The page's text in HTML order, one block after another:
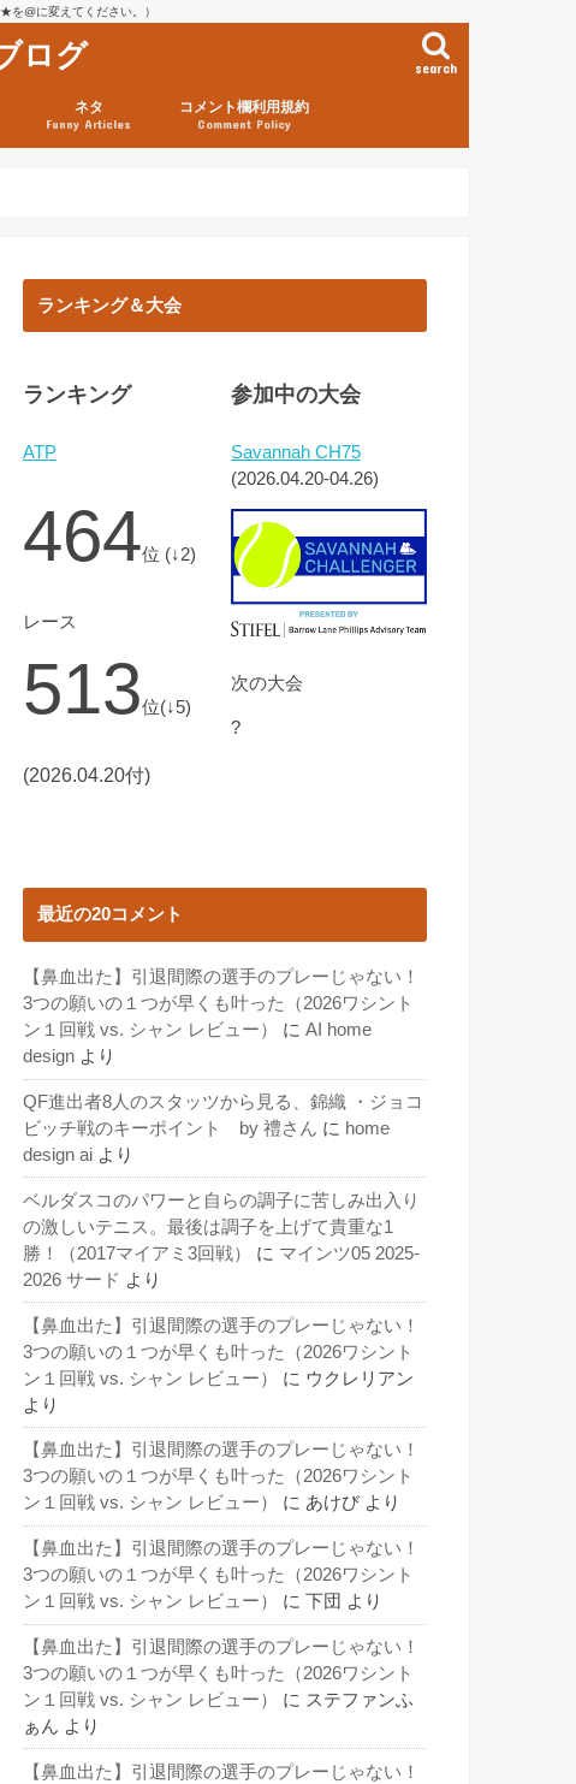
@に変えてください。）
ログ search
ネタ
Funny Articles
コメント欄利用規約
Comment Policy
ランキング＆大会
ランキング
ATP
464位 (↓2)
レース
513位(↓5)
(2026.04.20付)
参加中の大会
Savannah CH75
(2026.04.20-04.26)
次の大会
?
最近の20コメント
【鼻血出た】引退間際の選手のプレーじゃない！
3つの願いの１つが早くも叶った（2026ワシント
ン１回戦 vs. シャン レビュー）
に AI home
design より
QF進出者8人のスタッツから見る、錦織 ・ジョコ
ビッチ戦のキーポイント by 禮さん に home
design ai より
ベルダスコのパワーと自らの調子に苦しみ出入り
の激しいテニス。最後は調子を上げて貴重な1
勝！（2017マイアミ3回戦）
に マインツ05 2025-
2026 サード より
【鼻血出た】引退間際の選手のプレーじゃない！
3つの願いの１つが早くも叶った（2026ワシント
ン１回戦 vs. シャン レビュー）
に ウクレリアン
より
【鼻血出た】引退間際の選手のプレーじゃない！
3つの願いの１つが早くも叶った（2026ワシント
ン１回戦 vs. シャン レビュー）
に あけび より
【鼻血出た】引退間際の選手のプレーじゃない！
3つの願いの１つが早くも叶った（2026ワシント
ン１回戦 vs. シャン レビュー）
に 下団 より
【鼻血出た】引退間際の選手のプレーじゃない！
3つの願いの１つが早くも叶った（2026ワシント
ン１回戦 vs. シャン レビュー）
に ステファンふ
ぁん より
【鼻血出た】引退間際の選手のプレーじゃない！